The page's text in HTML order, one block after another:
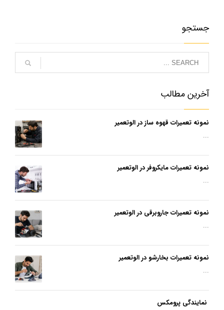
جستجو
آخرین مطالب
نمونه تعمیرات قهوه ساز در الوتعمیر
...
نمونه تعمیرات مایکروفر در الوتعمیر
...
نمونه تعمیرات جاروبرقی در الوتعمیر
...
نمونه تعمیرات بخارشو در الوتعمیر
...
نمایندگی پرومکس